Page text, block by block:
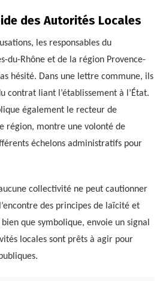
des Autorités Locales
les responsables du
du-Rhône et de la région Provence-
hésité. Dans une lettre commune, ils
contrat liant l’établissement à l’État.
également le recteur de
région, montre une volonté de
échelons administratifs pour
collectivité ne peut cautionner
des principes de laïcité et
que symbolique, envoie un signal
locales sont prêts à agir pour